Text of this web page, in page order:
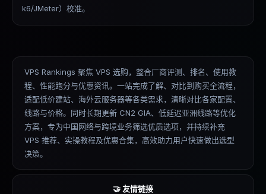
k6/JMeter）校准。
VPS Rankings 聚焦 VPS 选购，整合厂商评测、排名、使用教
程、性能跑分与优惠资讯。一站完成了解、对比到购买全流程，
适配低价建站、海外云服务器等各类需求，清晰对比各家配置、
线路与价格。同时长期更新 CN2 GIA、低延迟亚洲线路等优化
方案，专为中国网络与跨境业务筛选优质选项，并持续补充
VPS 推荐、实操教程及优惠合集，高效助力用户快速做出选型
决策。
🤝 友情链接